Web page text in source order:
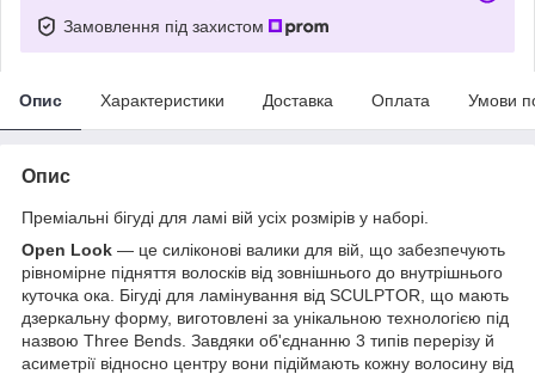
Замовлення під захистом
Опис Характеристики Доставка Оплата Умови
Опис
Преміальні бігуді для ламі вій усіх розмірів у наборі.
Open Look — це силіконові валики для вій, що забезпечують
рівномірне підняття волосків від зовнішнього до внутрішнього
куточка ока. Бігуді для ламінування від SCULPTOR, що мають
дзеркальну форму, виготовлені за унікальною технологією під
назвою Three Bends. Завдяки об'єднанню 3 типів перерізу й
асиметрії відносно центру вони підіймають кожну волосину від